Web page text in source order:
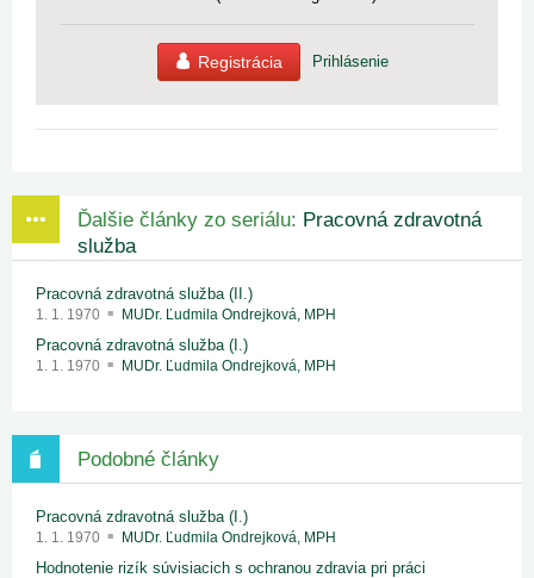
Registrácia Prihlásenie
Ďalšie články zo seriálu: Pracovná zdravotná
služba
Pracovná zdravotná služba (II.)
1. 1. 1970 MUDr. Ľudmila Ondrejková, MPH
Pracovná zdravotná služba (I.)
1. 1. 1970 MUDr. Ľudmila Ondrejková, MPH
Podobné články
Pracovná zdravotná služba (I.)
1. 1. 1970 MUDr. Ľudmila Ondrejková, MPH
Hodnotenie rizík súvisiacich s ochranou zdravia pri práci